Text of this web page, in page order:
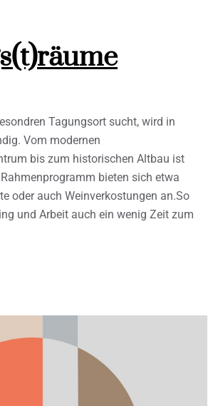
Tagungsort sucht, wird in
Vom modernen
bis zum historischen Altbau ist
bieten sich etwa
oder auch Weinverkostungen an.So
und Arbeit auch ein wenig Zeit zum